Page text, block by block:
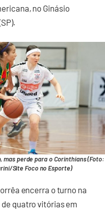
no Ginásio
mas perde para o Corinthians (Foto:
Site Foco no Esporte)
encerra o turno na
quatro vitórias em